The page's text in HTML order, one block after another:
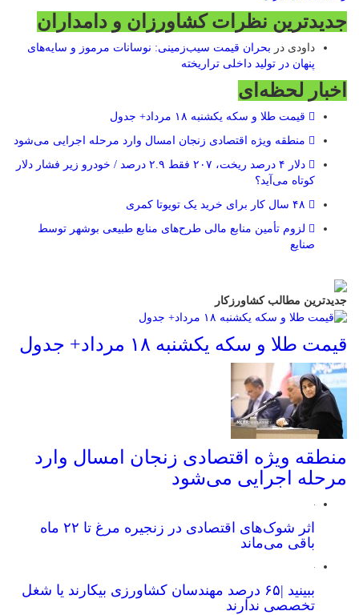
جدیدترین نظرات کشاورزان و دامداران
داودی در بحران قیمت سیب‌زمینی: نوسانات مرموز و سایه‌های
پنهان در تولید داخلی تراریخته
اخبار لحظه‌ای
قیمت طلا و سکه یکشنبه ۱۸ مرداد+ جدول
منطقه ویژه اقتصادی زنجان امسال وارد مرحله اجرایی می‌شود
دلار ۴ درصد ریخت، ۲۰۷ فقط ۲.۹ درصد / خودرو زیر فشار دلار
کوتاه می‌آید؟
لزوم تأمین منابع مالی طرح‌های منابع طبیعی بوشهر توسط
صنایع
جدیدترین مطالب کشاورزکار
قیمت طلا و سکه یکشنبه ۱۸ مرداد+ جدول
منطقه ویژه اقتصادی زنجان امسال وارد
مرحله اجرایی می‌شود
اثر شوک‌های اقتصادی در زنجیره مرغ تا ۲۲ ماه
باقی می‌ماند
ببینید |۶۵ درصد مهندسان کشاورزی بیکارند یا شغل
تخصصی ندارند